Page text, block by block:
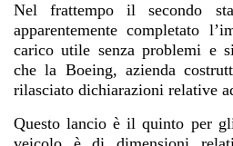
Nel frattempo il secondo
apparentemente completato
carico utile senza problemi e
che la Boeing, azienda
rilasciato dichiarazioni relative
Questo lancio è il quinto per